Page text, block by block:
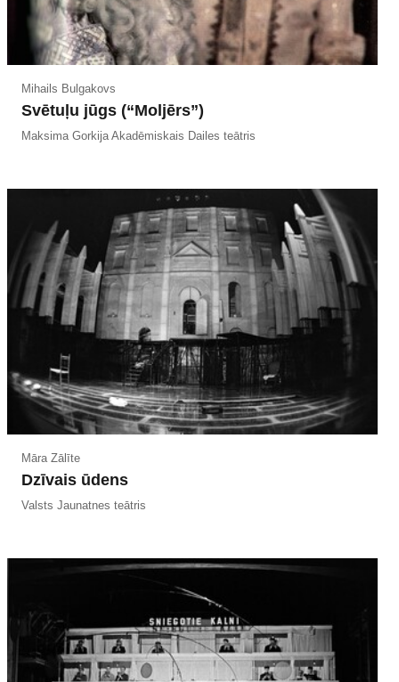
Mihails Bulgakovs
Svētuļu jūgs (“Moljērs”)
Maksima Gorkija Akadēmiskais Dailes teātris
Māra Zālīte
Dzīvais ūdens
Valsts Jaunatnes teātris